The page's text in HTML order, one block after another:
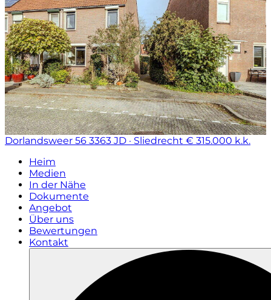
Dorlandsweer 56 3363 JD · Sliedrecht € 315.000 k.k.
Heim
Medien
In der Nähe
Dokumente
Angebot
Über uns
Bewertungen
Kontakt